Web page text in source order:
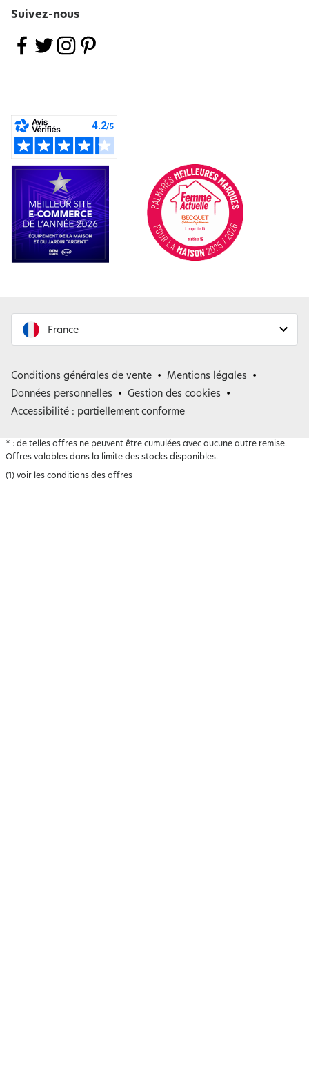
Suivez-nous
France
Belgique
Conditions générales de vente
Mentions légales
Données personnelles
Gestion des cookies
Accessibilité : partiellement conforme
* : de telles offres ne peuvent être cumulées avec aucune autre remise.
Offres valables dans la limite des stocks disponibles.
(1) voir les conditions des offres